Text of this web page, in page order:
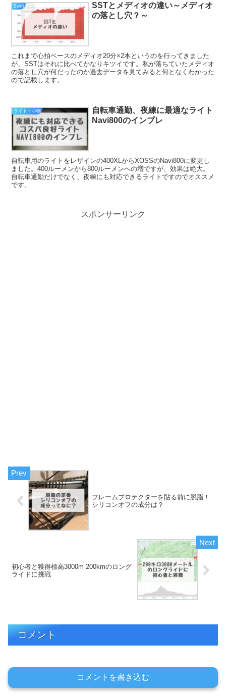
Zwift
SSTとメディオの違い～メディオ
の落とし穴？～
これまで心拍ベースのメディオ20分×2本というのを行ってきました
が、SSTはそれに比べてかなりキツイです。私が落ちていたメディオ
の落とし穴が何だったのか過去データを見てみると何となくわかった
ので記載します。
ライト・小物
自転車通勤、夜練に最適なライト
Navi800のインプレ
自転車用のライトをレザインの400XLからXOSSのNavi800に変更し
ました。400ルーメンから800ルーメンへの増ですが、効果は絶大。
自転車通勤だけでなく、夜練にも対応できるライトですのでオススメ
です。
スポンサーリンク
フレームプロテクターを貼る前に脱脂！
シリコンオフの成分は？
初心者と獲得標高3000m 200kmのロング
ライドに挑戦
コメント
コメントを書き込む